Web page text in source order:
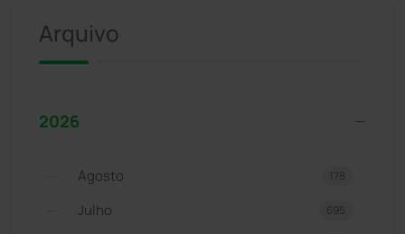
Arquivo
2026
Agosto 178
Julho 695